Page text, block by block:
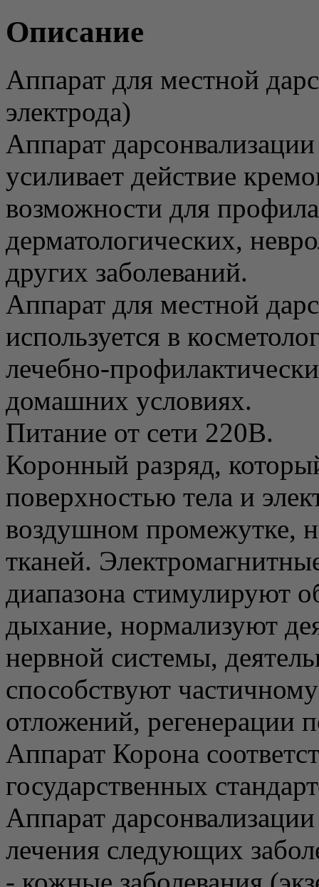
Описание
Аппарат для местной
электрода)
Аппарат
усиливает действие
возможности для
дерматологических,
других заболеваний.
Аппарат для местной
используется в
лечебно-
домашних условиях.
Питание от сети 220В.
Коронный разряд,
поверхностью тела и
воздушном промежутке,
тканей.
диапазона стимулируют
дыхание, нормализуют
нервной системы,
способствуют
отложений, регенерации
Аппарат Корона
государственных
Аппарат
лечения следующих